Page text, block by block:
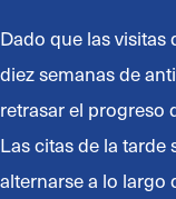
Dado que las
diez semanas de
retrasar el progreso
Las citas de la
alternarse a lo largo